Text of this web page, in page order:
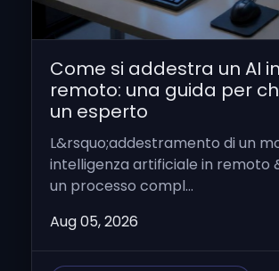
Come si addestra un AI in
remoto: una guida per
un esperto
L&rsquo;addestramento di un
intelligenza artificiale in remoto
un processo compl...
Aug 05, 2026